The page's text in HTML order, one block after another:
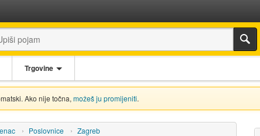
Trgovine
Ako nije točna, možeš ju promijeniti.
Poslovnice Zagreb